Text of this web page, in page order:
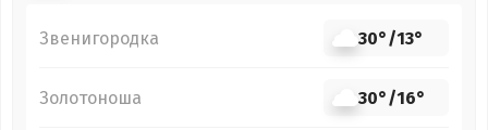
Звенигородка 30°/13°
Золотоноша 30°/16°